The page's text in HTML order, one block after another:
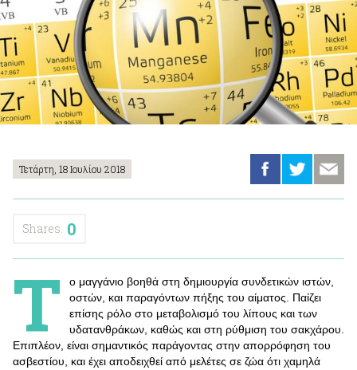
Τετάρτη, 18 Ιουλίου 2018
Shares: 0
Τ
ο μαγγάνιο βοηθά στη δημιουργία συνδετικών ιστών,
οστών, και παραγόντων πήξης του αίματος. Παίζει
επίσης ρόλο στο μεταβολισμό του λίπους και των
υδατανθράκων, καθώς και στη ρύθμιση του σακχάρου.
Επιπλέον, είναι σημαντικός παράγοντας στην απορρόφηση του
ασβεστίου, και έχει αποδειχθεί από μελέτες σε ζώα ότι χαμηλά